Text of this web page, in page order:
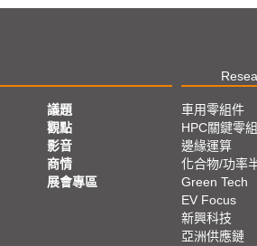
議題
觀點
影音
商情
展會專區
車用零組件
HPC關鍵零
邊緣運算
化合物/功率
Green Tech
EV Focus
新興科技
亞洲供應鏈